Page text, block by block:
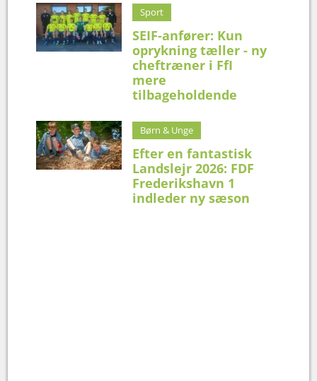
Sport
SEIF-anfører: Kun
oprykning tæller - ny
cheftræner i FfI
mere
tilbageholdende
Børn & Unge
Efter en fantastisk
Landslejr 2026: FDF
Frederikshavn 1
indleder ny sæson